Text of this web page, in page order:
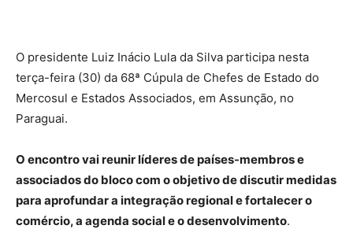
O presidente Luiz Inácio Lula da Silva participa nesta
terça-feira (30) da 68ª Cúpula de Chefes de Estado do
Mercosul e Estados Associados, em Assunção, no
Paraguai.
O encontro vai reunir líderes de países-membros e
associados do bloco com o objetivo de discutir medidas
para aprofundar a integração regional e fortalecer o
comércio, a agenda social e o desenvolvimento.